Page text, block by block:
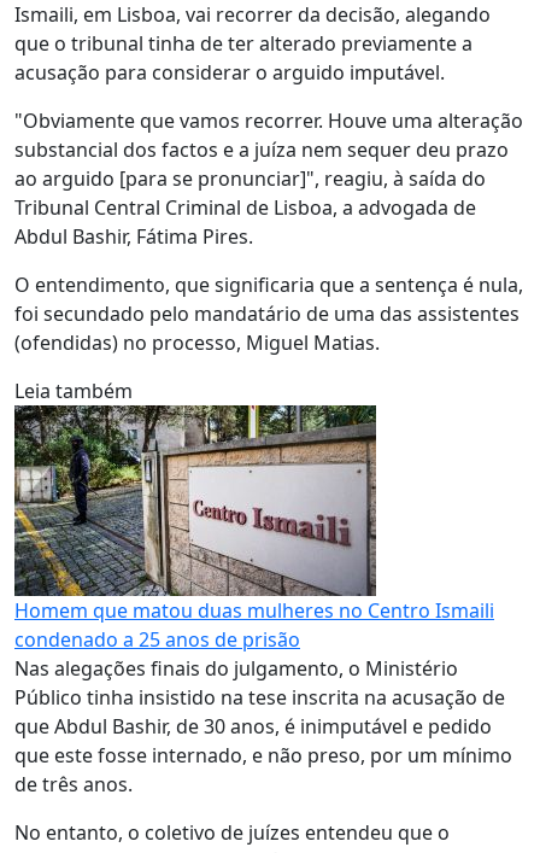
Ismaili, em Lisboa, vai recorrer da decisão, alegando
que o tribunal tinha de ter alterado previamente a
acusação para considerar o arguido imputável.
"Obviamente que vamos recorrer. Houve uma alteração
substancial dos factos e a juíza nem sequer deu prazo
ao arguido [para se pronunciar]", reagiu, à saída do
Tribunal Central Criminal de Lisboa, a advogada de
Abdul Bashir, Fátima Pires.
O entendimento, que significaria que a sentença é nula,
foi secundado pelo mandatário de uma das assistentes
(ofendidas) no processo, Miguel Matias.
Leia também
Homem que matou duas mulheres no Centro Ismaili
condenado a 25 anos de prisão
Nas alegações finais do julgamento, o Ministério
Público tinha insistido na tese inscrita na acusação de
que Abdul Bashir, de 30 anos, é inimputável e pedido
que este fosse internado, e não preso, por um mínimo
de três anos.
No entanto, o coletivo de juízes entendeu que o